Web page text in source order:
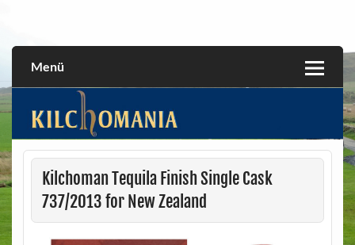
Menü
Kilchoman Tequila Finish Single Cask
737/2013 for New Zealand